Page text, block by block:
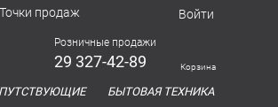
Точки продаж Войти
Розничные продажи
29 327-42-89 Корзина
БЫТОВАЯ ТЕХНИКА